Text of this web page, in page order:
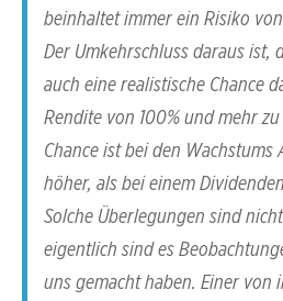
beinhaltet immer ein Risiko
Der Umkehrschluss daraus ist,
auch eine realistische Chance
Rendite von 100% und mehr
Chance ist bei den Wachstums
höher, als bei einem
Solche Überlegungen sind
eigentlich sind es
uns gemacht haben. Einer von